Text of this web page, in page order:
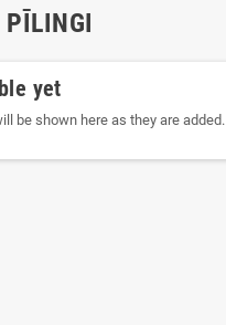
yet
be shown here as they are added.